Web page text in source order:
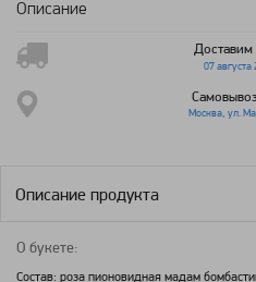
Описание
Доставим
07 августа
Москва, ул.
Описание продукта
О букете:
Состав: роза пионовидная мадам